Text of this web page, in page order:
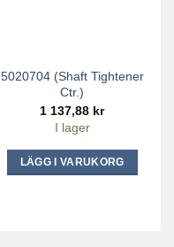
5020704 (Shaft Tightener
Ctr.)
1 137,88 kr
I lager
LÄGG I VARUKORG